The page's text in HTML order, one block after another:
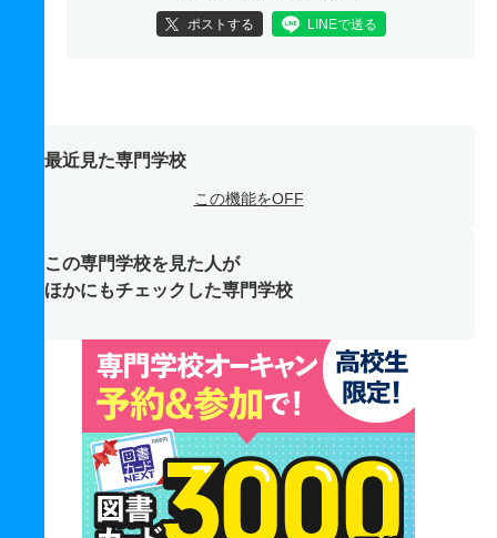
ポストする LINEで送る
最近見た専門学校
この機能をOFF
この専門学校を見た人が
ほかにもチェックした専門学校